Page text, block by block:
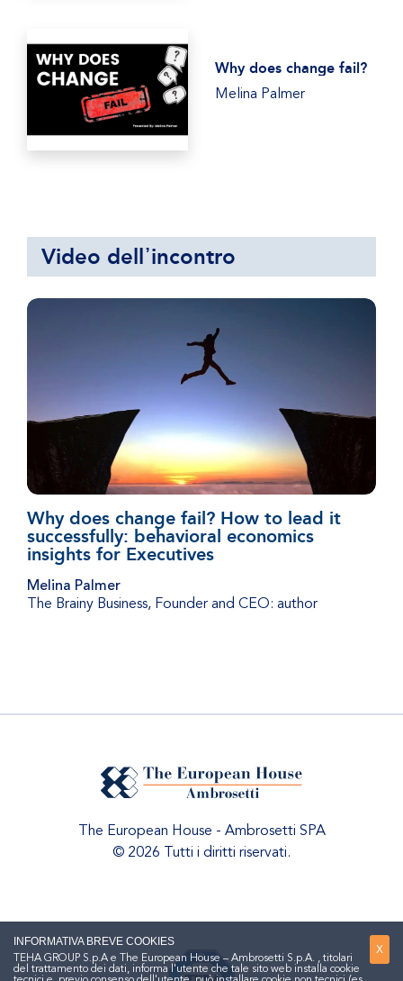
Why does change fail?
Melina Palmer
Video dell᾿incontro
Why does change fail? How to lead it
successfully: behavioral economics
insights for Executives
Melina Palmer
The Brainy Business, Founder and CEO: author
The European House - Ambrosetti SPA
© 2026 Tutti i diritti riservati.
X
INFORMATIVA BREVE COOKIES
TEHA GROUP S.p.A e The European House – Ambrosetti S.p.A. , titolari
del trattamento dei dati, informa l'utente che tale sito web installa cookie